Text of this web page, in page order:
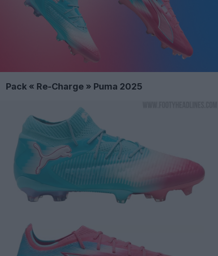
Pack « Re-Charge » Puma 2025